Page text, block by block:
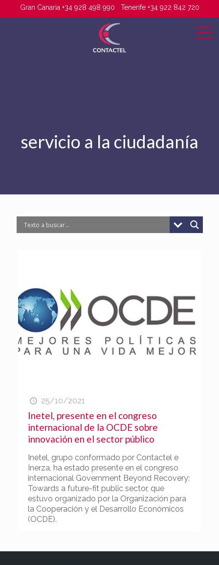
Gran Canaria +34 928 498 990 Tenerife +34 922 842 720
servicio a la ciudadanía
25/10/2021
Inetel, presente en el congreso
internacional de la OCDE sobre
innovación en el sector público
Inetel, grupo conformado por Contactel e
Inerza, ha estado presente en el congreso
internacional Government Beyond Recovery:
Towards a future-fit public sector, que
estuvo organizado por la Organización para
la Cooperación y el Desarrollo Económicos
(OCDE).